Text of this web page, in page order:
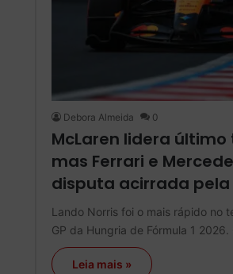
Debora Almeida 0
McLaren lidera último
mas Ferrari e
disputa acirrada pela
Lando Norris foi o mais rápido no
GP da Hungria de Fórmula 1
Leia mais »